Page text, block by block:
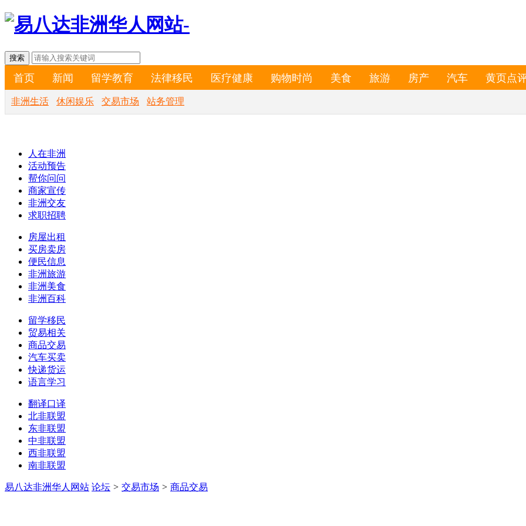
首页 新闻 留学教育 法律移民 医疗健康 购物时尚 美食 旅游 房产 汽车 黄页点
非洲生活 休闲娱乐 交易市场 站务管理
人在非洲
活动预告
帮你问问
商家宣传
非洲交友
求职招聘
房屋出租
买房卖房
便民信息
非洲旅游
非洲美食
非洲百科
留学移民
贸易相关
商品交易
汽车买卖
快递货运
语言学习
翻译口译
北非联盟
东非联盟
中非联盟
西非联盟
南非联盟
易八达非洲华人网站 论坛 > 交易市场 > 商品交易